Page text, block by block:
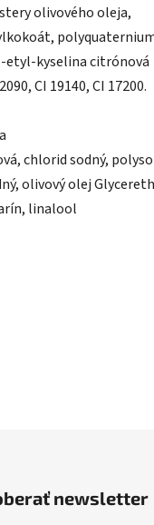
olivového oleja,
kyselina citrónová
CI 19140, CI 17200.
chlorid sodný,
olivový olej
linalool
newsletter